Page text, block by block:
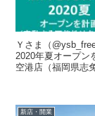
Ｙさま（@ysb_freeman）です。 「（
2020年夏オープンを計画してい
新店・開業